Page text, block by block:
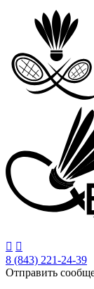
Перейти
основному
содержанию
 
8 (843) 221-24-39
Отправить